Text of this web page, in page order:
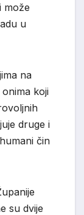
može
u
na
koji
druge i
čin
su dvije